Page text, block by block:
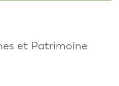
et Patrimoine